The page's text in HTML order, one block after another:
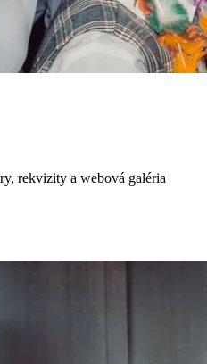
rekvizity a webová galéria